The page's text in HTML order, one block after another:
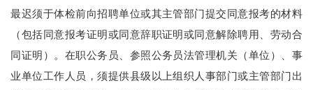
最迟须于体检前向招聘单位或其主管部门提交同意报考的材料
（包括同意报考证明或同意辞职证明或同意解除聘用、劳动合
同证明）。在职公务员、参照公务员法管理机关（单位）、事
业单位工作人员，须提供县级以上组织人事部门或主管部门出